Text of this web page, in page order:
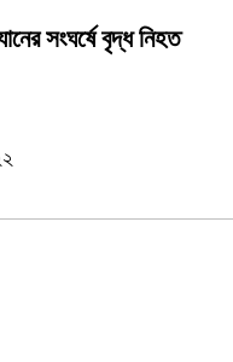
সংঘর্ষে বৃদ্ধ নিহত